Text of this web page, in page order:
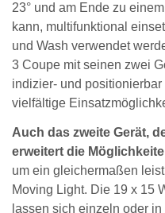
23° und am Ende zu
kann, multifunktional
und Wash verwendet
3 Coupe mit seinen zwei
indizier- und
vielfältige
Auch das zweite Gerät,
erweitert die
um ein gleichermaßen
Moving Light. Die 19 x 15
lassen sich einzeln oder